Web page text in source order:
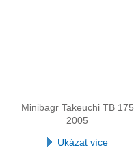
Minibagr Takeuchi TB 175
2005
Ukázat více